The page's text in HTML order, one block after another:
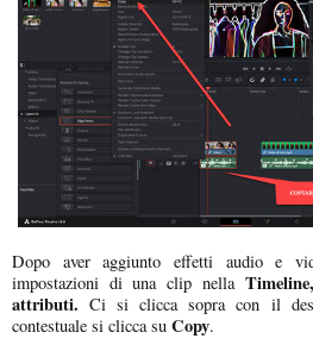
Dopo aver aggiunto effetti audio e
impostazioni di una clip nellaTimeline,
attributi. Ci si clicca sopra con il
contestuale si clicca su Copy.